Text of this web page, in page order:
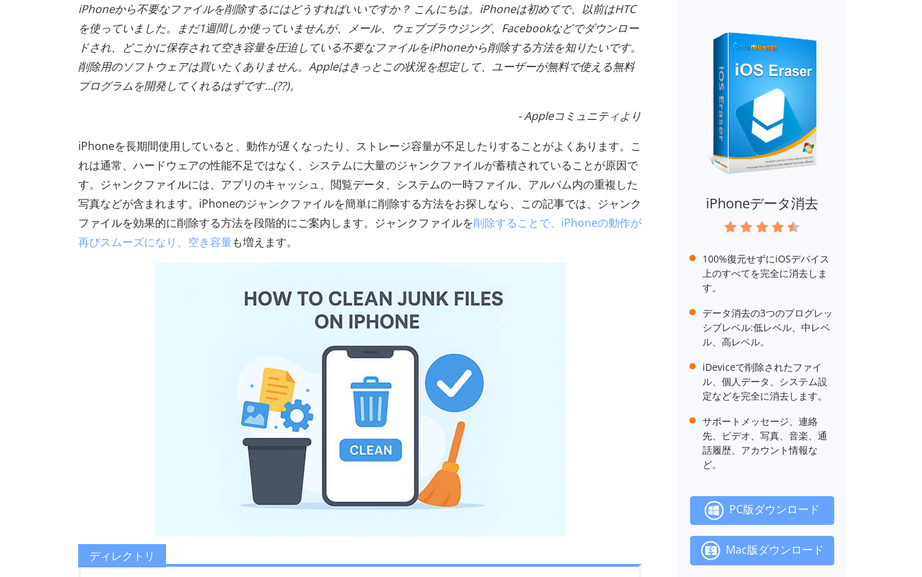
iPhoneから不要なファイルを削除するにはどうすればいいですか？ こんにちは。iPhoneは初めてで、以前はHTC
を使っていました。まだ1週間しか使っていませんが、メール、ウェブブラウジング、Facebookなどでダウンロー
ドされ、どこかに保存されて空き容量を圧迫している不要なファイルをiPhoneから削除する方法を知りたいです。
削除用のソフトウェアは買いたくありません。Appleはきっとこの状況を想定して、ユーザーが無料で使える無料
プログラムを開発してくれるはずです…(??)。
- Appleコミュニティより
iPhoneを長期間使用していると、動作が遅くなったり、ストレージ容量が不足したりすることがよくあります。こ
れは通常、ハードウェアの性能不足ではなく、システムに大量のジャンクファイルが蓄積されていることが原因で
す。ジャンクファイルには、アプリのキャッシュ、閲覧データ、システムの一時ファイル、アルバム内の重複した
写真などが含まれます。iPhoneのジャンクファイルを簡単に削除する方法をお探しなら、この記事では、ジャンク
ファイルを効果的に削除する方法を段階的にご案内します。ジャンクファイルを削除することで、iPhoneの動作が
再びスムーズになり、空き容量も増えます。
ディレクトリ
iPhoneデータ消去
100%復元せずにiOSデバイス
上のすべてを完全に消去しま
す。
データ消去の3つのプログレッ
シブレベル:低レベル、中レベ
ル、高レベル。
iDeviceで削除されたファイ
ル、個人データ、システム設
定などを完全に消去します。
サポートメッセージ、連絡
先、ビデオ、写真、音楽、通
話履歴、アカウント情報な
ど。
PC版ダウンロード
Mac版ダウンロード